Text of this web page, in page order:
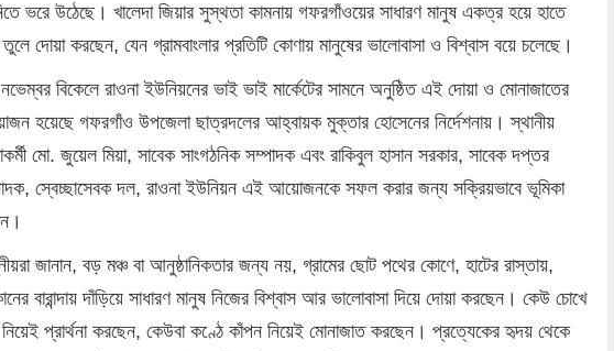
ভরে উঠেছে। খালেদা জিয়ার সুস্থতা কামনায় গফরগাঁওয়ের সাধারণ মানুষ একত্র হয়ে হাতে
দোয়া করছেন, যেন গ্রামবাংলার প্রতিটি কোণায় মানুষের ভালোবাসা ও বিশ্বাস বয়ে চলেছে।
বিকেলে রাওনা ইউনিয়নের ভাই ভাই মার্কেটের সামনে অনুষ্ঠিত এই দোয়া ও মোনাজাতের
হয়েছে গফরগাঁও উপজেলা ছাত্রদলের আহ্বায়ক মুক্তার হোসেনের নির্দেশনায়। স্থানীয়
মো. জুয়েল মিয়া, সাবেক সাংগঠনিক সম্পাদক এবং রাকিবুল হাসান সরকার, সাবেক দপ্তর
স্বেচ্ছাসেবক দল, রাওনা ইউনিয়ন এই আয়োজনকে সফল করার জন্য সক্রিয়ভাবে ভূমিকা
জানান, বড় মঞ্চ বা আনুষ্ঠানিকতার জন্য নয়, গ্রামের ছোট পথের কোণে, হাটের রাস্তায়,
বারান্দায় দাঁড়িয়ে সাধারণ মানুষ নিজের বিশ্বাস আর ভালোবাসা দিয়ে দোয়া করছেন। কেউ চোখে
প্রার্থনা করছেন, কেউবা কণ্ঠে কাঁপন নিয়েই মোনাজাত করছেন। প্রত্যেকের হৃদয় থেকে